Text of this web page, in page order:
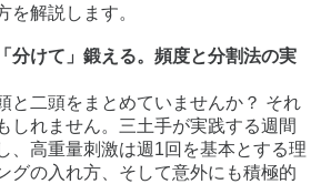
を解説します。
分けて」鍛える。頻度と分割法の実
と二頭をまとめていませんか？ それ
しれません。三土手が実践する週間
、高重量刺激は週1回を基本とする理
グの入れ方、そして意外にも積極的